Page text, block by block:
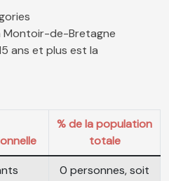
Montoir-de-Bretagne
ans et plus est la
% de la population
totale
0 personnes, soit